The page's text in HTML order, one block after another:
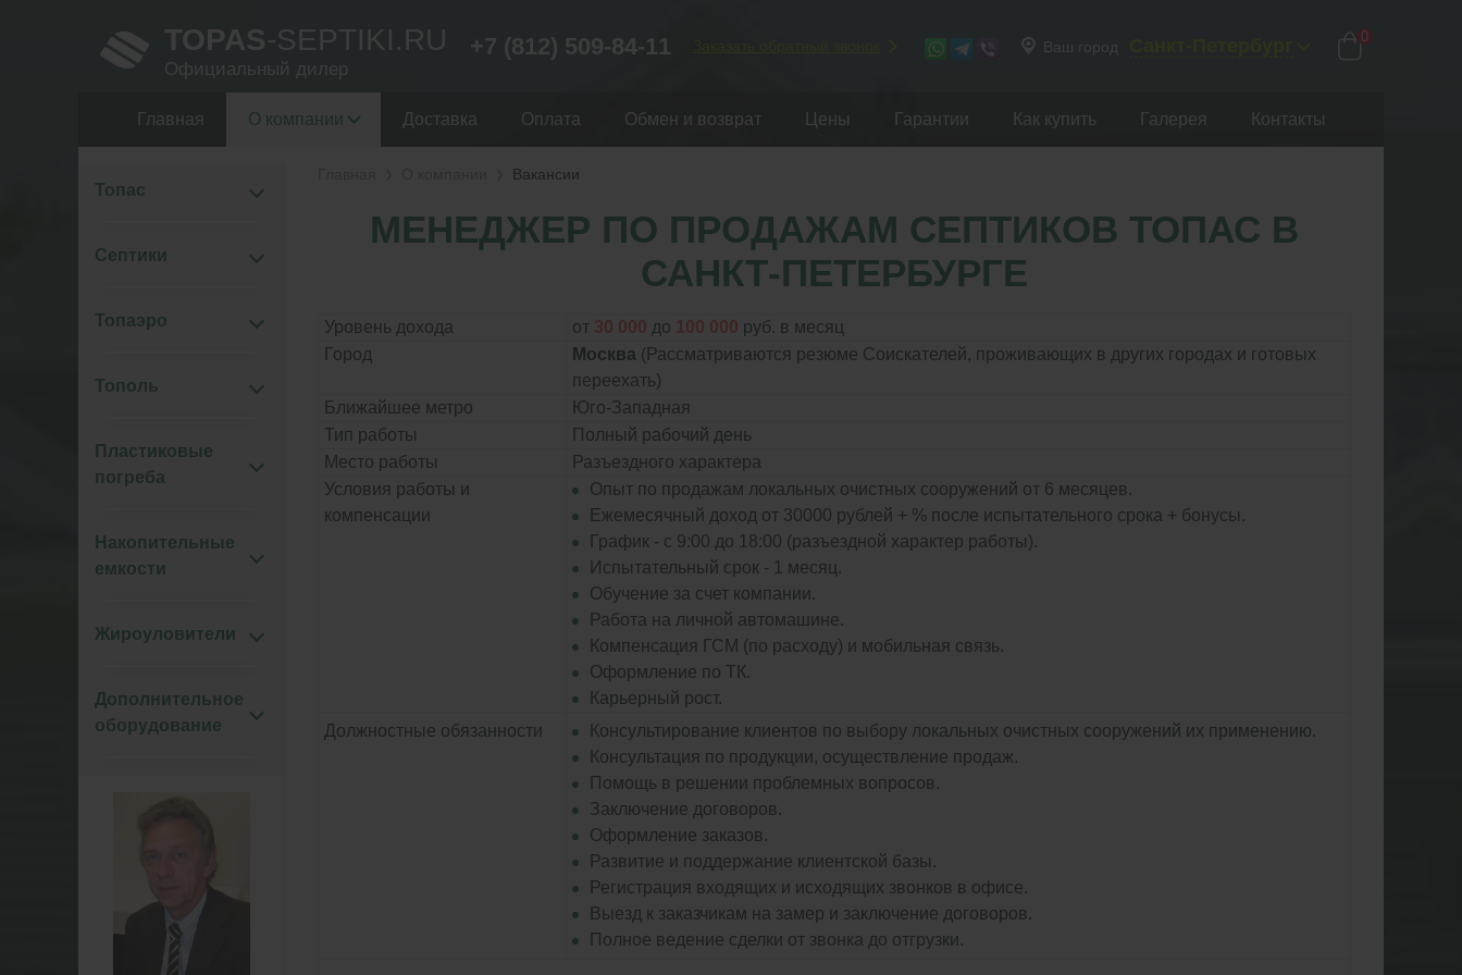
TOPAS-SEPTIKI.RU
Официальный дилер
+7 (812) 509-84-11 Ваш город
0
Главная О компании Доставка Оплата Обмен и возврат Цены Гарантии Как купить Галерея Контакты
Топас
Септики
Топаэро
Тополь
Пластиковые
погреба
Накопительные
емкости
Жироуловители
Дополнительное
оборудование
Вакансии
МЕНЕДЖЕР ПО ПРОДАЖАМ СЕПТИКОВ ТОПАС В
САНКТ-ПЕТЕРБУРГЕ
Уровень дохода от 30 000 до 100 000 руб. в месяц
Город
Москва (Рассматриваются резюме Соискателей, проживающих в других городах и готовых
переехать)
Ближайшее метро
Юго-Западная
Тип работы
Полный рабочий день
Место работы
Разъездного характера
Условия работы и
компенсации
Опыт по продажам локальных очистных сооружений от 6 месяцев.
Ежемесячный доход от 30000 рублей + % после испытательного срока + бонусы.
График - с 9:00 до 18:00 (разъездной характер работы).
Испытательный срок - 1 месяц.
Обучение за счет компании.
Работа на личной автомашине.
Компенсация ГСМ (по расходу) и мобильная связь.
Оформление по ТК.
Карьерный рост.
Должностные обязанности
Консультирование клиентов по выбору локальных очистных сооружений их применению.
Консультация по продукции, осуществление продаж.
Помощь в решении проблемных вопросов.
Заключение договоров.
Оформление заказов.
Развитие и поддержание клиентской базы.
Регистрация входящих и исходящих звонков в офисе.
Выезд к заказчикам на замер и заключение договоров.
Полное ведение сделки от звонка до отгрузки.